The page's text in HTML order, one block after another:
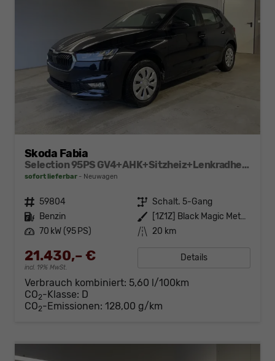
Skoda Fabia
Selection 95PS GV4+AHK+Sitzheiz+Lenkradheiz+Climatronic+Tempomat+PDC
sofort lieferbar Neuwagen
Fahrzeugnr. 59804 Getriebe Schalt. 5-Gang
Kraftstoff Benzin Außenfarbe
[1Z1Z] Black Magic Metallic
Leistung 70 kW (95 PS) Kilometerstand 20 km
21.430,– €
incl. 19% MwSt.
Details
Verbrauch kombiniert: 5,60 l/100km
CO2-Klasse: D
CO2-Emissionen: 128,00 g/km